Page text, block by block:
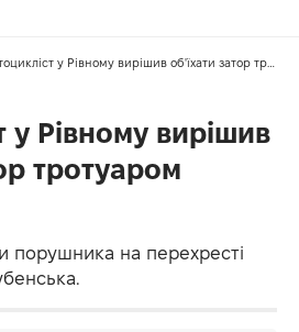
у Рівному вирішив об'їхати затор тротуаром (ВІДЕО)
у Рівному вирішив
тротуаром
порушника на перехресті